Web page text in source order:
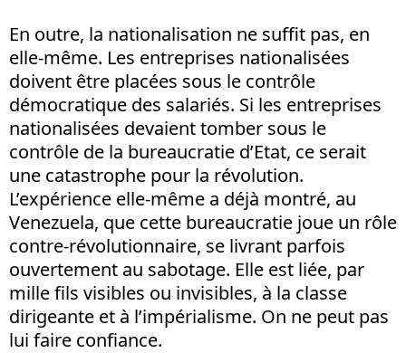
En outre, la nationalisation ne suffit pas, en
elle-même. Les entreprises nationalisées
doivent être placées sous le contrôle
démocratique des salariés. Si les entreprises
nationalisées devaient tomber sous le
contrôle de la bureaucratie d’Etat, ce serait
une catastrophe pour la révolution.
L’expérience elle-même a déjà montré, au
Venezuela, que cette bureaucratie joue un rôle
contre-révolutionnaire, se livrant parfois
ouvertement au sabotage. Elle est liée, par
mille fils visibles ou invisibles, à la classe
dirigeante et à l’impérialisme. On ne peut pas
lui faire confiance.